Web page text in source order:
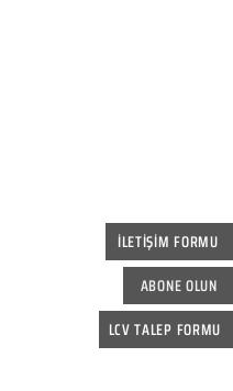
İLETİŞİM FORMU
ABONE OLUN
LCV TALEP FORMU